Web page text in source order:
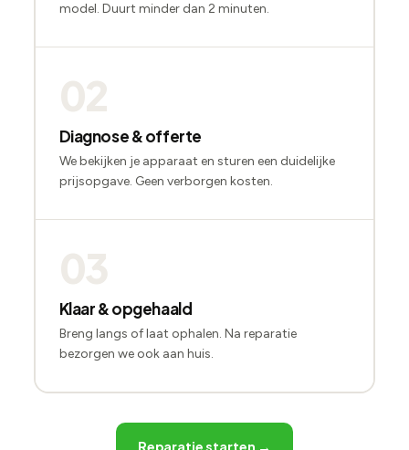
model. Duurt minder dan 2 minuten.
02
Diagnose & offerte
We bekijken je apparaat en sturen een duidelijke
prijsopgave. Geen verborgen kosten.
03
Klaar & opgehaald
Breng langs of laat ophalen. Na reparatie
bezorgen we ook aan huis.
Reparatie starten →